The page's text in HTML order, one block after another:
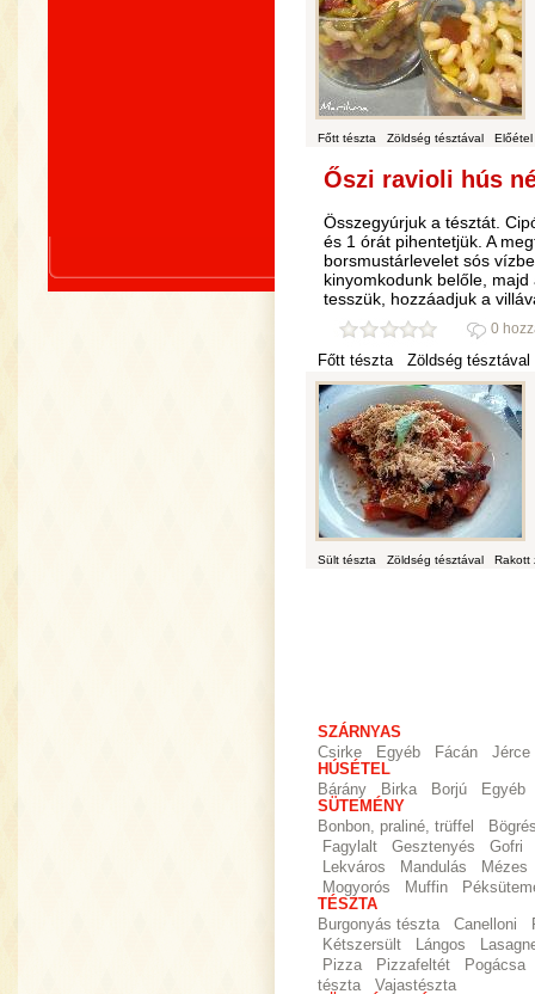
Főtt tészta Zöldség tésztával Előétel
Őszi ravioli hús
Összegyúrjuk a tésztát.
és 1 órát pihentetjük. A
borsmustárlevelet sós
kinyomkodunk belőle,
tesszük, hozzáadjuk a
0
Főtt tészta
Zöldség tésztával
Sült tészta Zöldség tésztával Rakott
SZÁRNYAS
Csirke
Egyéb Fácán
Jérce
HÚSÉTEL
Bárány
Birka Borjú
Egyéb
SÜTEMÉNY
Bonbon, praliné, trüffel
Fagylalt
Gesztenyés
Gofri
Lekváros
Mandulás
Mézes
Mogyorós
Muffin
TÉSZTA
Burgonyás tészta
Canelloni
Kétszersült
Lángos
Pizza
Pizzafeltét
Pogácsa
tészta
Vajastészta